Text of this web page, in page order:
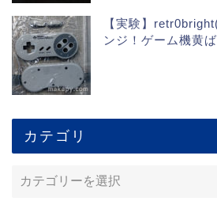
【実験】
ンジ！ゲーム機黄
カテゴリ